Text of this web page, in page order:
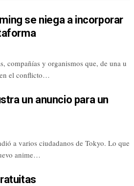
se niega a incorporar
compañías y organismos que, de una u
el conflicto…
un anuncio para un
a varios ciudadanos de Tokyo. Lo que
anime…